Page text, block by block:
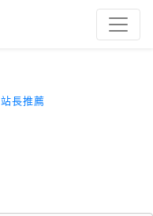
站長推薦